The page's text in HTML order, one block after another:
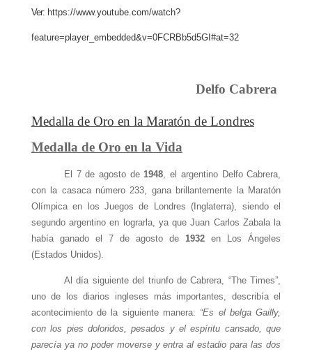
Ver: https://www.youtube.com/watch?
feature=player_embedded&v=0FCRBb5d5GI#at=32
Delfo Cabrera
Medalla de Oro en la Maratón de Londres
Medalla de Oro en la Vida
El 7 de agosto de 1948 , el argentino Delfo Cabrera,
con la casaca número 233, gana brillantemente la Maratón
Olímpica en los Juegos de Londres (Inglaterra), siendo el
segundo argentino en lograrla, ya que Juan Carlos Zabala la
había ganado el 7 de agosto de 1932 en Los Ángeles
(Estados Unidos).
Al día siguiente del triunfo de Cabrera, “The Times”,
uno de los diarios ingleses más importantes, describía el
acontecimiento de la siguiente manera: “Es el belga Gailly,
con los pies doloridos, pesados y el espíritu cansado, que
parecía ya no poder moverse y entra al estadio para las dos